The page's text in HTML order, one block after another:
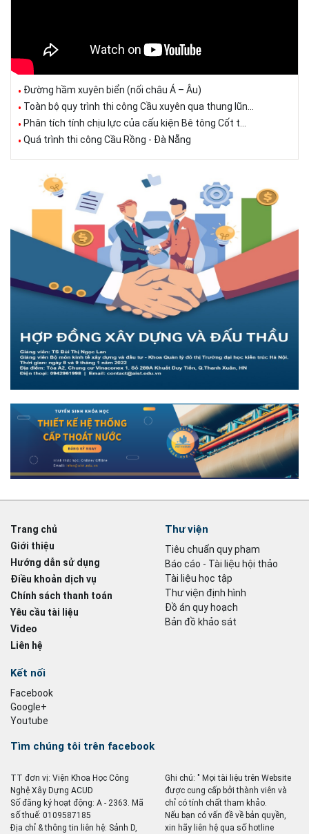
Đường hầm xuyên biển (nối châu Á – Âu)
Toàn bộ quy trình thi công Cầu xuyên qua thung lũn...
Phân tích tính chịu lực của cấu kiện Bê tông Cốt t...
Quá trình thi công Cầu Rồng - Đà Nẵng
Trang chủ
Giới thiệu
Hướng dẫn sử dụng
Điều khoản dịch vụ
Chính sách thanh toán
Yêu cầu tài liệu
Video
Liên hệ
Thư viện
Tiêu chuẩn quy phạm
Báo cáo - Tài liệu hội thảo
Tài liệu học tập
Thư viện định hình
Đồ án quy hoạch
Bản đồ khảo sát
Kết nối
Facebook
Google+
Youtube
Tìm chúng tôi trên facebook
TT đơn vị: Viện Khoa Học Công
Nghệ Xây Dựng ACUD
Số đăng ký hoạt động: A - 2363. Mã
số thuế: 0109587185
Địa chỉ & thông tin liên hệ: Sảnh D,
Ghi chú: " Mọi tài liệu trên Website
được cung cấp bởi thành viên và
chỉ có tính chất tham khảo.
Nếu bạn có vấn đề về bản quyền,
xin hãy liên hệ qua số hotline